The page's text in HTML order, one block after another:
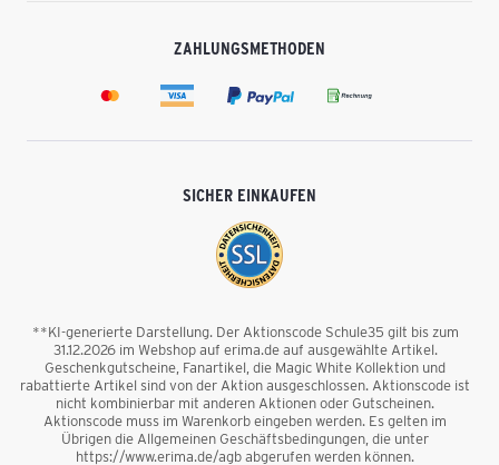
ZAHLUNGSMETHODEN
SICHER EINKAUFEN
**KI-generierte Darstellung. Der Aktionscode Schule35 gilt bis zum
31.12.2026 im Webshop auf erima.de auf ausgewählte Artikel.
Geschenkgutscheine, Fanartikel, die Magic White Kollektion und
rabattierte Artikel sind von der Aktion ausgeschlossen. Aktionscode ist
nicht kombinierbar mit anderen Aktionen oder Gutscheinen.
Aktionscode muss im Warenkorb eingeben werden. Es gelten im
Übrigen die Allgemeinen Geschäftsbedingungen, die unter
https://www.erima.de/agb abgerufen werden können.